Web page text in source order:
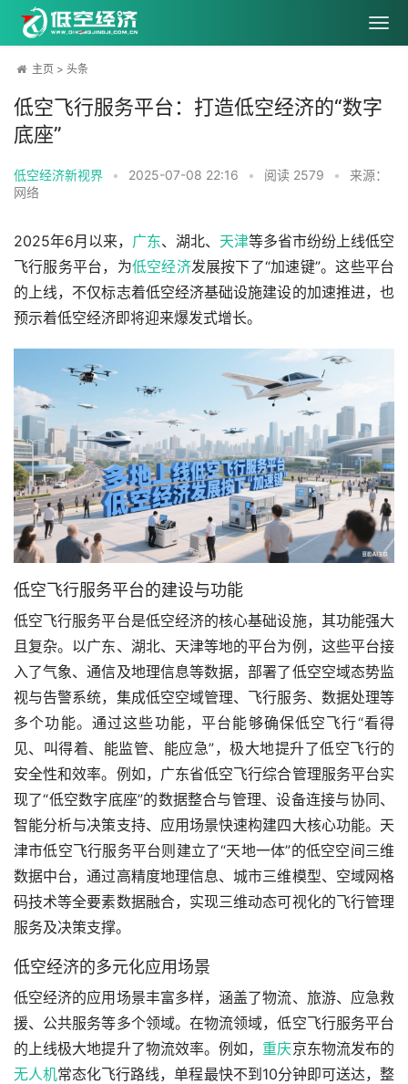
主页 > 头条
低空飞行服务平台：打造低空经济的“数字
底座”
低空经济新视界 • 2025-07-08 22:16 • 阅读 2579 •
来源：
网络
2025年6月以来， 广东、湖北、 天津等多省市纷纷上线低空
飞行服务平台，为低空经济发展按下了“加速键”。这些平台
的上线，不仅标志着低空经济基础设施建设的加速推进，也
预示着低空经济即将迎来爆发式增长。
低空飞行服务平台的建设与功能
低空飞行服务平台是低空经济的核心基础设施，其功能强大
且复杂。以广东、湖北、天津等地的平台为例，这些平台接
入了气象、通信及地理信息等数据，部署了低空空域态势监
视与告警系统，集成低空空域管理、飞行服务、数据处理等
多个功能。通过这些功能，平台能够确保低空飞行“看得
见、叫得着、能监管、能应急”，极大地提升了低空飞行的
安全性和效率。例如，广东省低空飞行综合管理服务平台实
现了“低空数字底座”的数据整合与管理、设备连接与协同、
智能分析与决策支持、应用场景快速构建四大核心功能。天
津市低空飞行服务平台则建立了“天地一体”的低空空间三维
数据中台，通过高精度地理信息、城市三维模型、空域网格
码技术等全要素数据融合，实现三维动态可视化的飞行管理
服务及决策支撑。
低空经济的多元化应用场景
低空经济的应用场景丰富多样，涵盖了物流、旅游、应急救
援、公共服务等多个领域。在物流领域，低空飞行服务平台
的上线极大地提升了物流效率。例如， 重庆京东物流发布的
无人机常态化飞行路线，单程最快不到10分钟即可送达，整